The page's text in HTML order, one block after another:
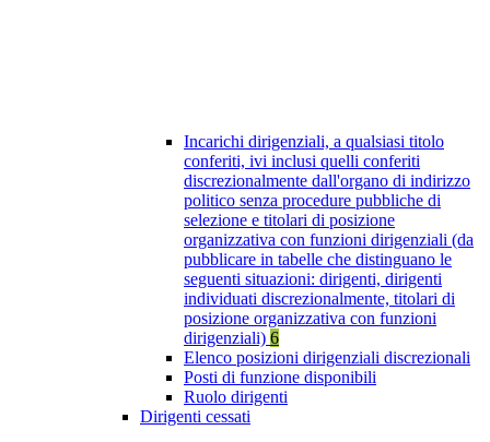
Incarichi dirigenziali, a qualsiasi titolo
conferiti, ivi inclusi quelli conferiti
discrezionalmente dall'organo di indirizzo
politico senza procedure pubbliche di
selezione e titolari di posizione
organizzativa con funzioni dirigenziali (da
pubblicare in tabelle che distinguano le
seguenti situazioni: dirigenti, dirigenti
individuati discrezionalmente, titolari di
posizione organizzativa con funzioni
dirigenziali) 6
Elenco posizioni dirigenziali discrezionali
Posti di funzione disponibili
Ruolo dirigenti
Dirigenti cessati